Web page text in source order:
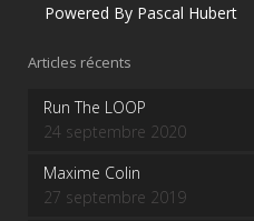
Powered By Pascal Hubert
Articles récents
Run The LOOP
24 septembre 2020
Maxime Colin
27 septembre 2019